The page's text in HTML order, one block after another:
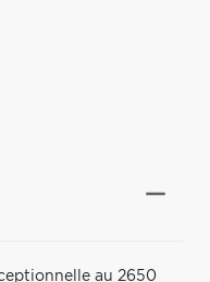
au 2650